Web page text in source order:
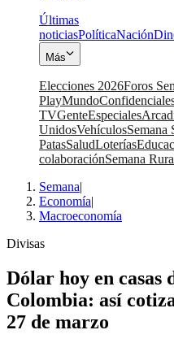
Últimas
noticiasPolíticaNación
Más
Elecciones 2026Foros
PlayMundo
TVGenteEspeciales
UnidosVehículosSemana
PatasSaludLoterías
colaboraciónSemana
Semana|
Economía|
Macroeconomía
Divisas
Dólar hoy en casas
Colombia: así
27 de marzo